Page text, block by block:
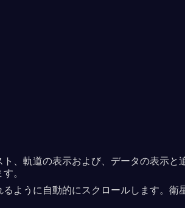
、軌道の表示および、データの表示と
。
ように自動的にスクロールします。